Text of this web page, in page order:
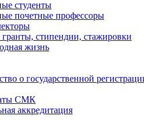
студенты
почетные профессоры
стипендии, стажировки
жизнь
о государственной
СМК
аккредитация